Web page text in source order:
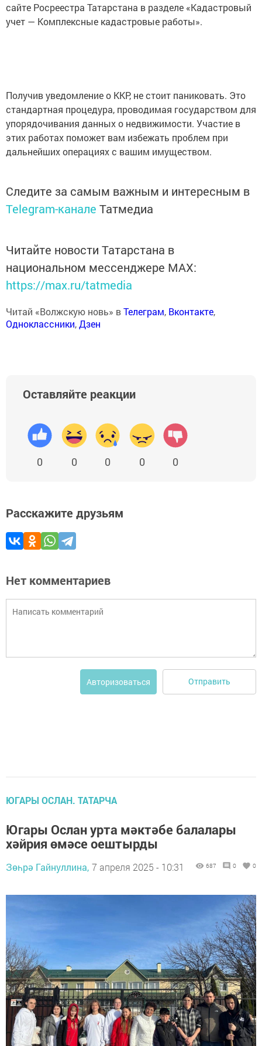
сайте Росреестра Татарстана в разделе «Кадастровый
учет — Комплексные кадастровые работы».
Получив уведомление о ККР, не стоит паниковать. Это
стандартная процедура, проводимая государством для
упорядочивания данных о недвижимости. Участие в
этих работах поможет вам избежать проблем при
дальнейших операциях с вашим имуществом.
Следите за самым важным и интересным в
Telegram-канале Татмедиа
Читайте новости Татарстана в
национальном мессенджере MАХ:
https://max.ru/tatmedia
Читай «Волжскую новь» вТелеграм, Вконтакте,
Одноклассники,Дзен
Оставляйте реакции
0 0 0 0 0
Расскажите друзьям
Нет комментариев
Авторизоваться Отправить
ЮГАРЫ ОСЛАН. ТАТАРЧА
Югары Ослан урта мәктәбе балалары
хәйрия өмәсе оештырды
Зөһрә Гайнуллина, 7 апреля 2025 - 10:31 687 0 0